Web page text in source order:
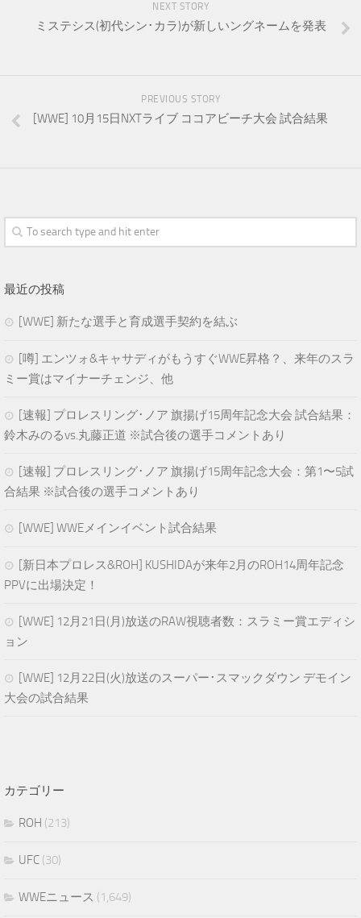
NEXT STORY
ミステシス(初代シン･カラ)が新しいングネームを発表
PREVIOUS STORY
[WWE] 10月15日NXTライブ ココアビーチ大会 試合結果
最近の投稿
[WWE] 新たな選手と育成選手契約を結ぶ
[噂] エンツォ&キャサディがもうすぐWWE昇格？、来年のスラ
ミー賞はマイナーチェンジ、他
[速報] プロレスリング･ノア 旗揚げ15周年記念大会 試合結果：
鈴木みのるvs.丸藤正道 ※試合後の選手コメントあり
[速報] プロレスリング･ノア 旗揚げ15周年記念大会：第1〜5試
合結果 ※試合後の選手コメントあり
[WWE] WWEメインイベント試合結果
[新日本プロレス&ROH] KUSHIDAが来年2月のROH14周年記念
PPVに出場決定！
[WWE] 12月21日(月)放送のRAW視聴者数：スラミー賞エディシ
ョン
[WWE] 12月22日(火)放送のスーパー･スマックダウン デモイン
大会の試合結果
カテゴリー
ROH (213)
UFC (30)
WWEニュース (1,649)